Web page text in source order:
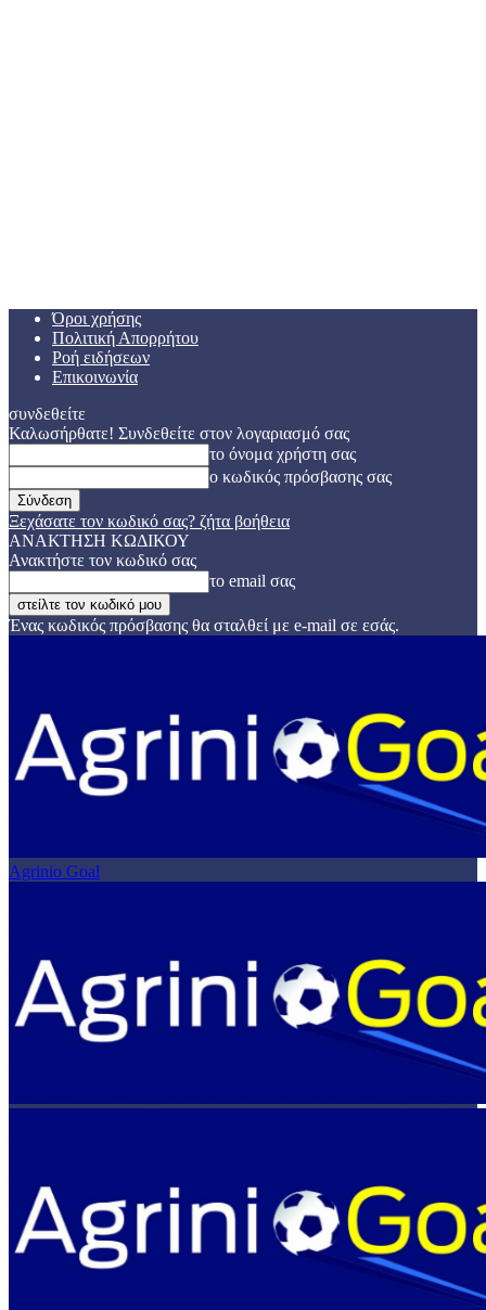
Όροι χρήσης
Πολιτική Απορρήτου
Ροή ειδήσεων
Επικοινωνία
συνδεθείτε
Καλωσήρθατε! Συνδεθείτε στον λογαριασμό σας
το όνομα χρήστη σας
ο κωδικός πρόσβασης σας
Ξεχάσατε τον κωδικό σας? ζήτα βοήθεια
ΑΝΑΚΤΗΣΗ ΚΩΔΙΚΟΥ
Ανακτήστε τον κωδικό σας
το email σας
Ένας κωδικός πρόσβασης θα σταλθεί με e-mail σε εσάς.
Agrinio Goal